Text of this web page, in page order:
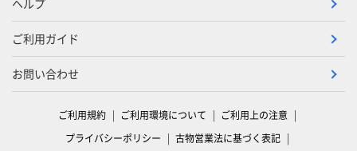
ヘルプ
ご利用ガイド
お問い合わせ
ご利用規約 ご利用環境について
ご利用上の注意
プライバシーポリシー
古物営業法に基づく表記